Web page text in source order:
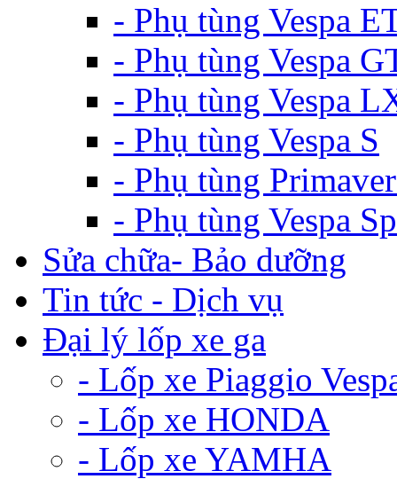
- Phụ tùng Vespa
- Phụ tùng Vespa
- Phụ tùng Vespa
- Phụ tùng Vespa S
- Phụ tùng
- Phụ tùng Vespa
Sửa chữa- Bảo dưỡng
Tin tức - Dịch vụ
Đại lý lốp xe ga
- Lốp xe Piaggio
- Lốp xe HONDA
- Lốp xe YAMHA